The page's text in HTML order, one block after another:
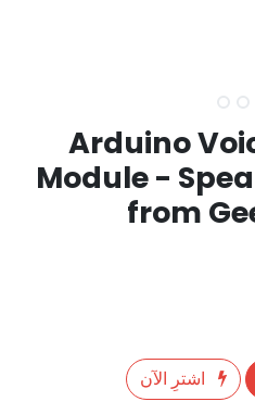
Arduino
Module -
from
اشترِ الآن